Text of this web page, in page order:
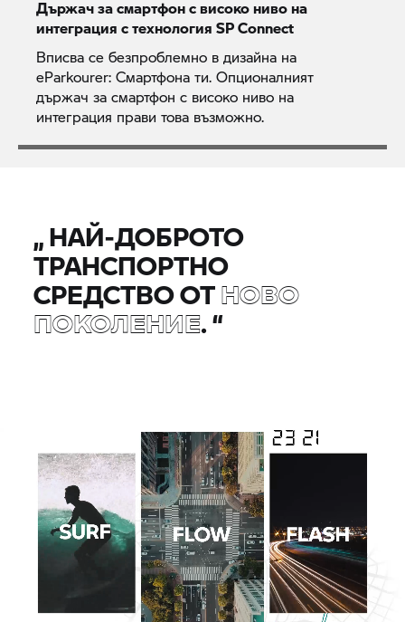
Държач за смартфон с високо ниво на
интеграция с технология SP Connect
Вписва се безпроблемно в дизайна на
eParkourer: Смартфона ти. Опционалният
държач за смартфон с високо ниво на
интеграция прави това възможно.
„НАЙ-ДОБРОТО
ТРАНСПОРТНО
СРЕДСТВО ОТНОВО
ПОКОЛЕНИЕ.“